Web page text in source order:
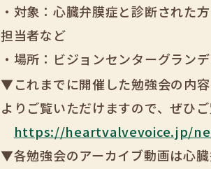
・対象：心臓弁膜症と診断された
担当者など
・場所：ビジョンセンターグラン
▼これまでに開催した勉強会の内
よりご覧いただけますので、ぜひご
https://heartvalvevoice.jp/
▼各勉強会のアーカイブ動画は心